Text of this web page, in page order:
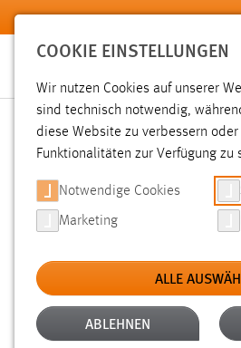
Zum Hauptinhalt springen
SUCHE
Aktive Filter: ALTER: ÜBER EIN
Gesucht nach "schäfer". Es
COOKIE EINSTELLUNGEN
Wir nutzen Cookies auf unserer
sind technisch notwendig,
diese Website zu verbessern
Funktionalitäten zur Verfügung zu
Notwendige Cookies
Marketing
ALLE
ABLEHNEN